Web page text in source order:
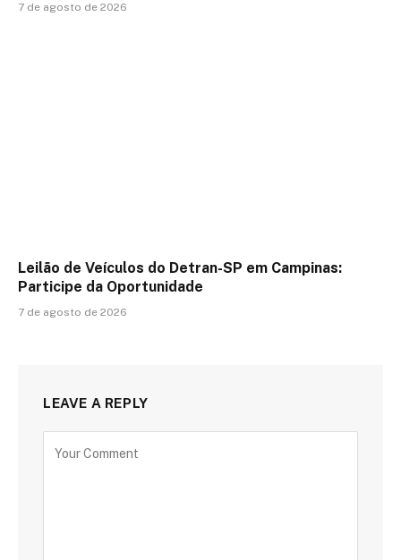
7 de agosto de 2026
Leilão de Veículos do Detran-SP em Campinas:
Participe da Oportunidade
7 de agosto de 2026
LEAVE A REPLY